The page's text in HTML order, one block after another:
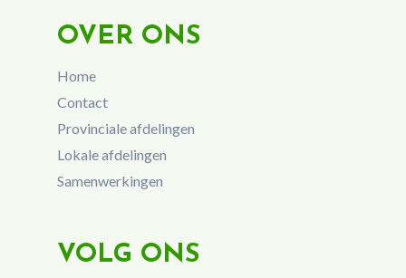
OVER ONS
Home
Contact
Provinciale afdelingen
Lokale afdelingen
Samenwerkingen
VOLG ONS